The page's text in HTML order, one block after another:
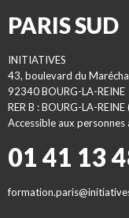
PARIS SUD
INITIATIVES
43, boulevard du
92340 BOURG-LA-REINE
RER B : BOURG-LA-
Accessible aux
01 41 13